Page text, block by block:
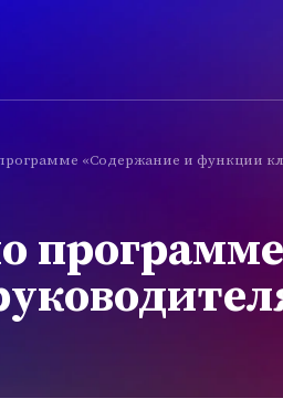
«Содержание и функции